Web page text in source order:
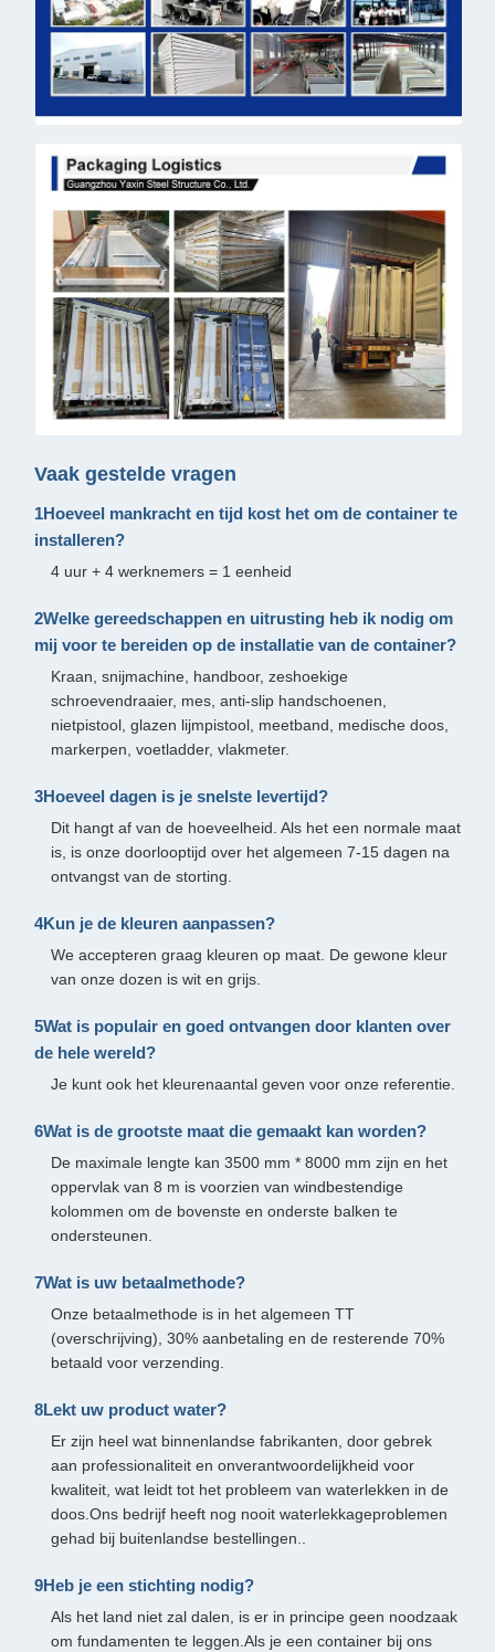
Vaak gestelde vragen
1Hoeveel mankracht en tijd kost het om de container te
installeren?
4 uur + 4 werknemers = 1 eenheid
2Welke gereedschappen en uitrusting heb ik nodig om
mij voor te bereiden op de installatie van de container?
Kraan, snijmachine, handboor, zeshoekige
schroevendraaier, mes, anti-slip handschoenen,
nietpistool, glazen lijmpistool, meetband, medische doos,
markerpen, voetladder, vlakmeter.
3Hoeveel dagen is je snelste levertijd?
Dit hangt af van de hoeveelheid. Als het een normale maat
is, is onze doorlooptijd over het algemeen 7-15 dagen na
ontvangst van de storting.
4Kun je de kleuren aanpassen?
We accepteren graag kleuren op maat. De gewone kleur
van onze dozen is wit en grijs.
5Wat is populair en goed ontvangen door klanten over
de hele wereld?
Je kunt ook het kleurenaantal geven voor onze referentie.
6Wat is de grootste maat die gemaakt kan worden?
De maximale lengte kan 3500 mm * 8000 mm zijn en het
oppervlak van 8 m is voorzien van windbestendige
kolommen om de bovenste en onderste balken te
ondersteunen.
7Wat is uw betaalmethode?
Onze betaalmethode is in het algemeen TT
(overschrijving), 30% aanbetaling en de resterende 70%
betaald voor verzending.
8Lekt uw product water?
Er zijn heel wat binnenlandse fabrikanten, door gebrek
aan professionaliteit en onverantwoordelijkheid voor
kwaliteit, wat leidt tot het probleem van waterlekken in de
doos.Ons bedrijf heeft nog nooit waterlekkageproblemen
gehad bij buitenlandse bestellingen..
9Heb je een stichting nodig?
Als het land niet zal dalen, is er in principe geen noodzaak
om fundamenten te leggen.Als je een container bij ons